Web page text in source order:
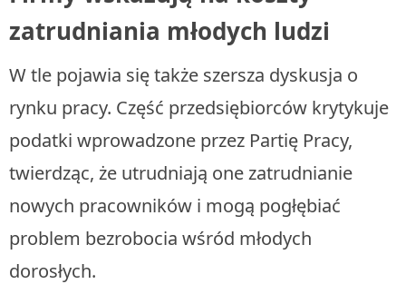
zatrudniania młodych ludzi
W tle pojawia się także szersza dyskusja o
rynku pracy. Część przedsiębiorców krytykuje
podatki wprowadzone przez Partię Pracy,
twierdząc, że utrudniają one zatrudnianie
nowych pracowników i mogą pogłębiać
problem bezrobocia wśród młodych
dorosłych.